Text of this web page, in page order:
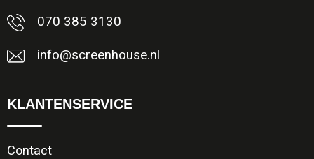
070 385 3130
info@screenhouse.nl
KLANTENSERVICE
Contact